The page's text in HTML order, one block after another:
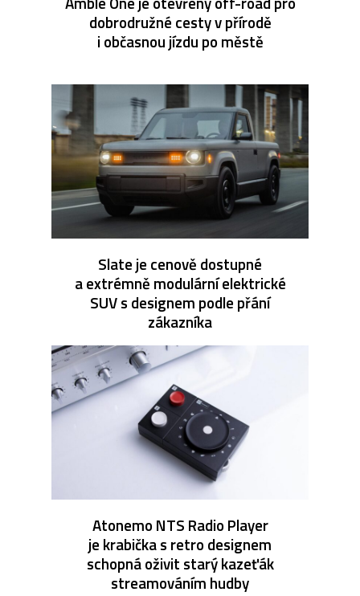
dobrodružné cesty v přírodě
i občasnou jízdu po městě
Slate je cenově dostupné
a extrémně modulární elektrické
SUV s designem podle přání
zákazníka
Atonemo NTS Radio Player
je krabička s retro designem
schopná oživit starý kazeťák
streamováním hudby